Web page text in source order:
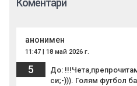
Коментари
анонимен
11:47 | 18 май 2026 г.
5
До:
си;-))). Голям футбол